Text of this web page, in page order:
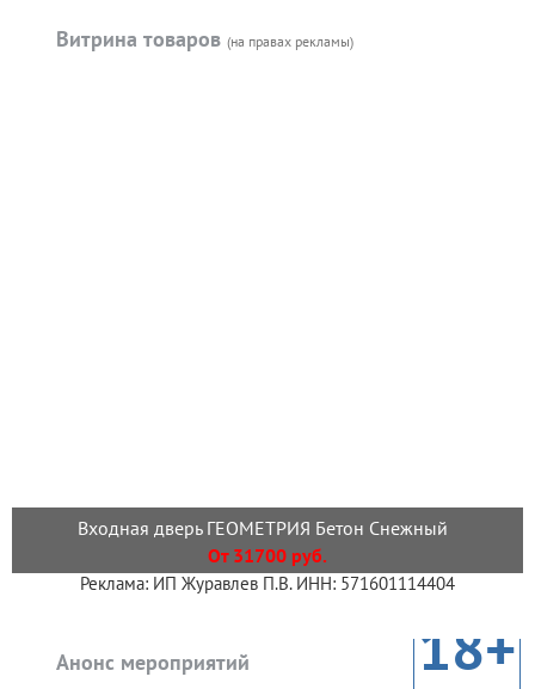
Витрина товаров (на правах рекламы)
Входная дверь ГЕОМЕТРИЯ Бетон Снежный
От 31700 руб.
Реклама: ИП Журавлев П.В. ИНН: 571601114404
Анонс мероприятий 18+